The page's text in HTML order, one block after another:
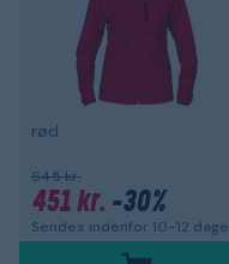
rød
645 kr.
451 kr. -30%
Sendes indenfor 10-12 dage